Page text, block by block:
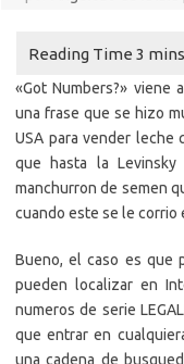
«Got Numbers?» viene
una frase que se hizo
USA para vender leche
que hasta la
manchurron de semen
cuando este se le corrio
Bueno, el caso es que
pueden localizar en
numeros de serie
que entrar en
una cadena de